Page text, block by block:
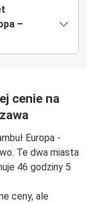
–
cenie na
Europa -
Te dwa miasta
46 godziny 5
ceny, ale